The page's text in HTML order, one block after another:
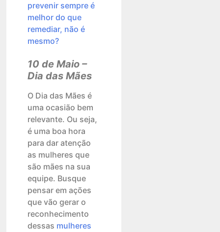
prevenir sempre é
melhor do que
remediar, não é
mesmo?
10 de Maio –
Dia das Mães
O Dia das Mães é
uma ocasião bem
relevante. Ou seja,
é uma boa hora
para dar atenção
as mulheres que
são mães na sua
equipe. Busque
pensar em ações
que vão gerar o
reconhecimento
dessas mulheres